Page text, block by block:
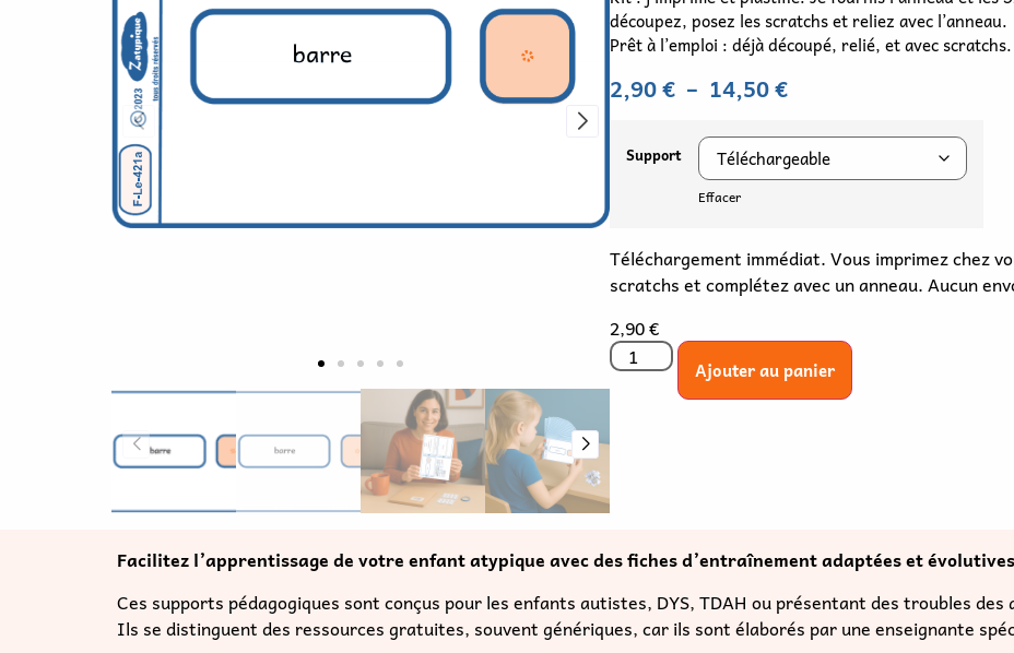
Effacer
scratchs et complétez avec un anneau. Aucun
Ajouter au panier
Facilitez l’apprentissage de votre enfant atypique avec des fiches d’entraînement adaptées et évolutives
Ces supports pédagogiques sont conçus pour les enfants autistes, DYS, TDAH ou présentant des troubles des
Ils se distinguent des ressources gratuites, souvent génériques, car ils sont élaborés par une enseignante
Un apprentissage structuré et adapté
Chaque fiche aborde une seule compétence, avec une progression claire et intuitive.
Des supports pratiques et motivants
Ajustez l’ordre des fiches selon le rythme de votre enfant.
Variez la fréquence et la difficulté en toute liberté.